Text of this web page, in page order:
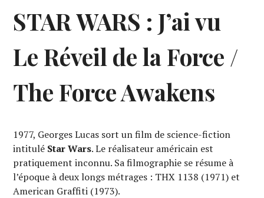
STAR WARS : J’ai vu
Le Réveil de la Force /
The Force Awakens
1977, Georges Lucas sort un film de science-fiction
intitulé Star Wars. Le réalisateur américain est
pratiquement inconnu. Sa filmographie se résume à
l’époque à deux longs métrages : THX 1138 (1971) et
American Graffiti (1973).